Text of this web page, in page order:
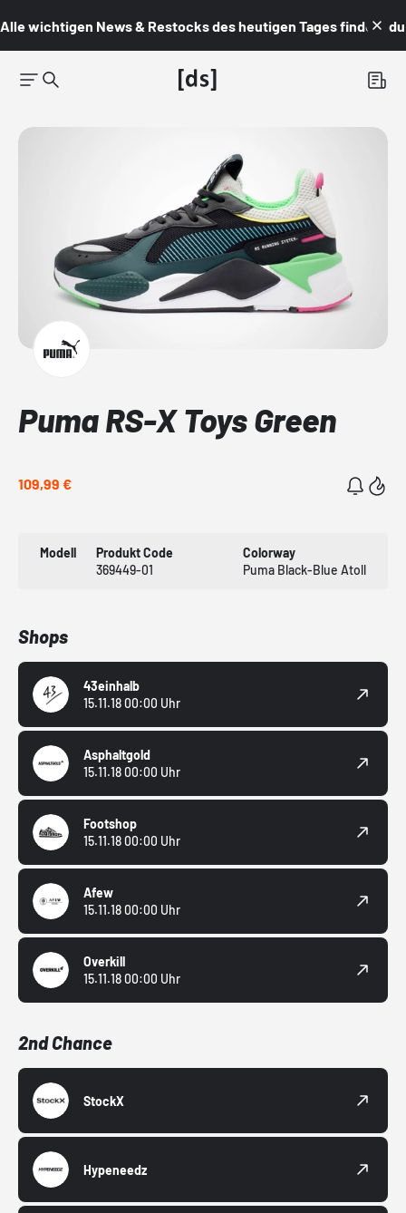
Alle wichtigen News & Restocks des heutigen Tages findest du
Puma RS-X Toys Green
109,99 €
Modell
Produkt Code
369449-01
Colorway
Puma Black-Blue Atoll
Shops
43einhalb
15.11.18 00:00 Uhr
Asphaltgold
15.11.18 00:00 Uhr
Footshop
15.11.18 00:00 Uhr
Afew
15.11.18 00:00 Uhr
Overkill
15.11.18 00:00 Uhr
2nd Chance
StockX
Hypeneedz